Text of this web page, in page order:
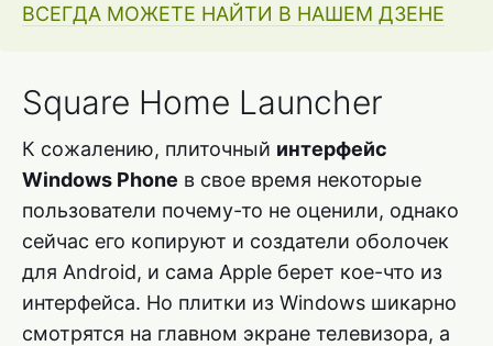
ВСЕГДА МОЖЕТЕ НАЙТИ В НАШЕМ ДЗЕНЕ
Square Home Launcher
К сожалению, плиточный интерфейс
Windows Phone в свое время некоторые
пользователи почему-то не оценили, однако
сейчас его копируют и создатели оболочек
для Android, и сама Apple берет кое-что из
интерфейса. Но плитки из Windows шикарно
смотрятся на главном экране телевизора, а